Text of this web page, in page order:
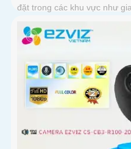
đặt trong các khu vực như